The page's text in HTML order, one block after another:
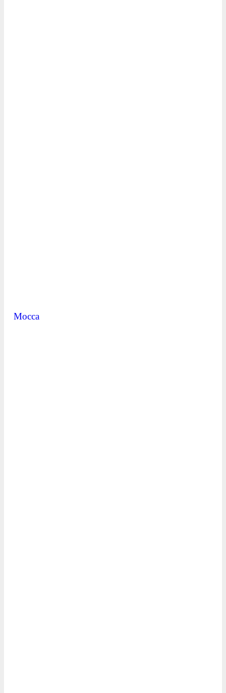
Mocca